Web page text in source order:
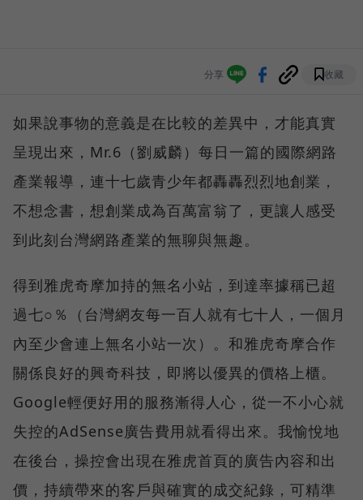
分享 收藏
如果說事物的意義是在比較的差異中，才能真實
呈現出來，Mr.6（劉威麟）每日一篇的國際網路
產業報導，連十七歲青少年都轟轟烈烈地創業，
不想念書，想創業成為百萬富翁了，更讓人感受
到此刻台灣網路產業的無聊與無趣。
得到雅虎奇摩加持的無名小站，到達率據稱已超
過七○％（台灣網友每一百人就有七十人，一個月
內至少會連上無名小站一次）。和雅虎奇摩合作
關係良好的興奇科技，即將以優異的價格上櫃。
Google輕便好用的服務漸得人心，從一不小心就
失控的AdSense廣告費用就看得出來。我愉悅地
在後台，操控會出現在雅虎首頁的廣告內容和出
價，持續帶來的客戶與確實的成交紀錄，可精準